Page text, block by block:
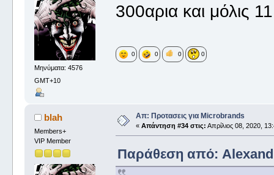
Μηνύματα: 4576
GMT+10
300αρια και μόλις
0 0 0 0
blah
Members+
VIP Member
Απ: Προτασεις για Microbrands
« Απάντηση #34 στις: Απρίλιος 08, 2020,
Παράθεση από: